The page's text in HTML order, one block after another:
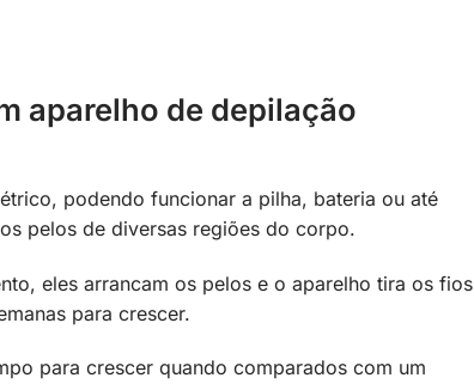
aparelho de depilação
podendo funcionar a pilha, bateria ou até
pelos de diversas regiões do corpo.
eles arrancam os pelos e o aparelho tira os fios
para crescer.
para crescer quando comparados com um